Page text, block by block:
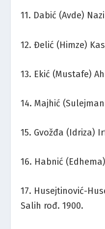
11. Dabić (Avde)
12. Đelić (Himze)
13. Ekić (Mustafe)
14. Majhić
15. Gvožđa (Idriza)
16. Habnić
17. Husejtinović-
Salih rođ. 1900.